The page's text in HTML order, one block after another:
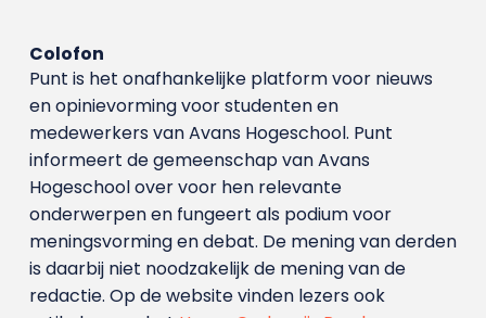
Colofon
Punt is het onafhankelijke platform voor nieuws
en opinievorming voor studenten en
medewerkers van Avans Hoge­school. Punt
informeert de gemeenschap van Avans
Hogeschool over voor hen relevante
onderwerpen en fungeert als podium voor
meningsvorming en debat. De mening van derden
is daarbij niet noodzakelijk de mening van de
redactie. Op de website vinden lezers ook